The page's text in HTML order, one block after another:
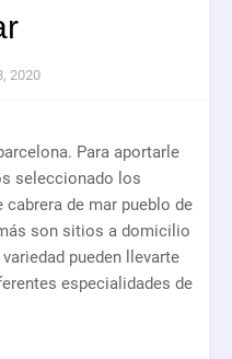
2020
Para aportarle
seleccionado los
de mar pueblo de
son sitios a domicilio
pueden llevarte
especialidades de